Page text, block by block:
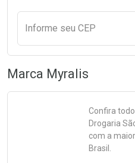
Informe seu CEP
Marca Myralis
Confira
Drogaria
com a
Brasil.